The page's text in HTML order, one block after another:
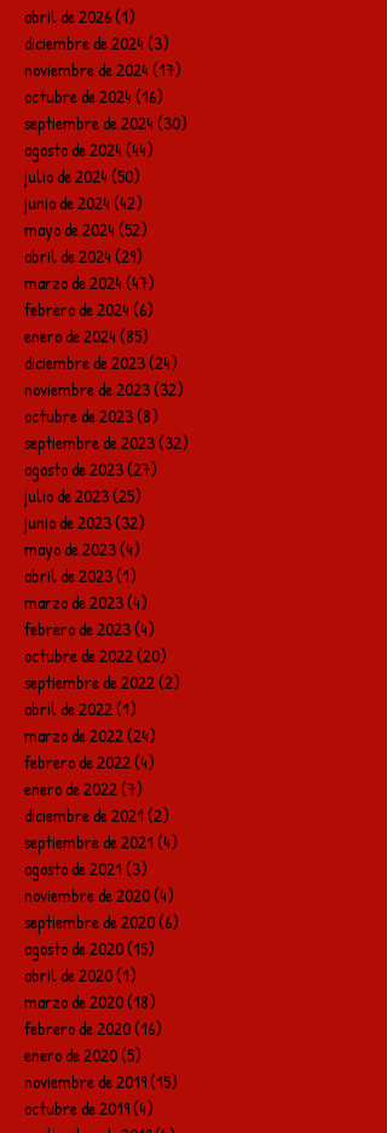
abril de 2026(1)
diciembre de 2024(3)
noviembre de 2024(17)
octubre de 2024(16)
septiembre de 2024(30)
agosto de 2024(44)
julio de 2024(50)
junio de 2024(42)
mayo de 2024(52)
abril de 2024(29)
marzo de 2024(47)
febrero de 2024(6)
enero de 2024(85)
diciembre de 2023(24)
noviembre de 2023(32)
octubre de 2023(8)
septiembre de 2023(32)
agosto de 2023(27)
julio de 2023(25)
junio de 2023(32)
mayo de 2023(4)
abril de 2023(1)
marzo de 2023(4)
febrero de 2023(4)
octubre de 2022(20)
septiembre de 2022(2)
abril de 2022(1)
marzo de 2022(24)
febrero de 2022(4)
enero de 2022(7)
diciembre de 2021(2)
septiembre de 2021(4)
agosto de 2021(3)
noviembre de 2020(4)
septiembre de 2020(6)
agosto de 2020(15)
abril de 2020(1)
marzo de 2020(18)
febrero de 2020(16)
enero de 2020(5)
noviembre de 2019(15)
octubre de 2019(4)